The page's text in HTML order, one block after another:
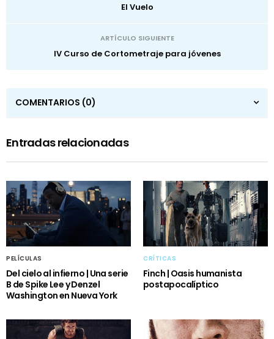
El Vuelo
ARTÍCULO SIGUIENTE
IV Curso de Cortometraje para jóvenes
COMENTARIOS (0)
Entradas relacionadas
PELÍCULAS
Del cielo al infierno | Una serie
B de Spike Lee y Denzel
Washington en Nueva York
CRÍTICAS
Finch | Oasis humanista
postapocalíptico